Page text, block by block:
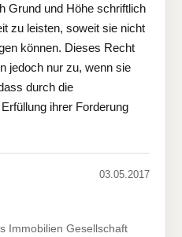
Grund und Höhe schriftlich
zu leisten, soweit sie nicht
können. Dieses Recht
jedoch nur zu, wenn sie
durch die
ihrer Forderung
03.05.2017
Immobilien Gesellschaft